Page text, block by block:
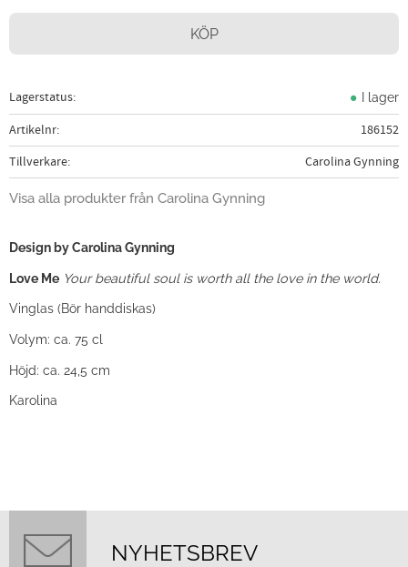
KÖP
Lagerstatus I lager
Artikelnr
186152
Tillverkare
Carolina Gynning
Visa alla produkter från Carolina Gynning
Design by Carolina Gynning
Love Me Your beautiful soul is worth all the love in the world.
Vinglas (Bör handdiskas)
Volym: ca. 75 cl
Höjd: ca. 24,5 cm
Karolina
NYHETSBREV